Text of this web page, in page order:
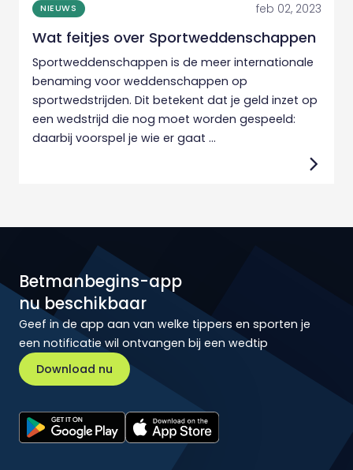
NIEUWS feb 02, 2023
Wat feitjes over Sportweddenschappen
Sportweddenschappen is de meer internationale
benaming voor weddenschappen op
sportwedstrijden. Dit betekent dat je geld inzet op
een wedstrijd die nog moet worden gespeeld:
daarbij voorspel je wie er gaat ...
Betmanbegins-app
nu beschikbaar
Geef in de app aan van welke tippers en sporten je
een notificatie wil ontvangen bij een wedtip
Download nu